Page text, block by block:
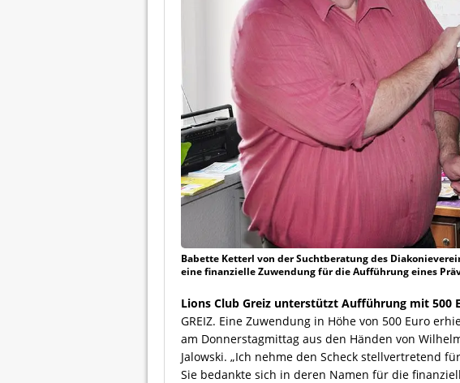
Babette Ketterl von der Suchtberatung des
eine finanzielle Zuwendung für die Aufführung eines
Lions Club Greiz unterstützt Aufführung mit 500
GREIZ. Eine Zuwendung in Höhe von 500 Euro
am Donnerstagmittag aus den Händen von
Jalowski. „Ich nehme den Scheck stellvertretend
Sie bedankte sich in deren Namen für die